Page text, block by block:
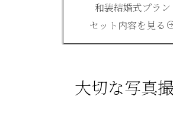
和装結婚式プラン
セット内容を見る
大切な写真